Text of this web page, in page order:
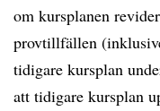
om kursplanen
provtillfällen
tidigare kursplan
att tidigare kursplan